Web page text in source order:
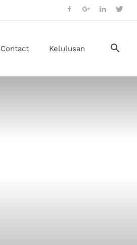
Contact Kelulusan